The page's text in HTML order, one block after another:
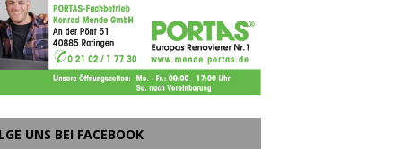
UNS BEI FACEBOOK